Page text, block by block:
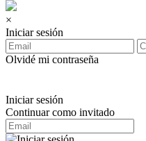
×
Iniciar sesión
Olvidé mi contraseña
Iniciar sesión
Continuar como invitado